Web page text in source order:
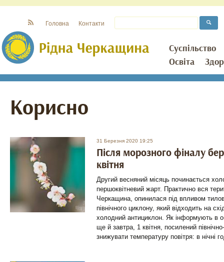
Суспільство
Освіта
Головна Контакти
Корисно
31 Березня 2020 19:25
Після морозного фіналу
квітня
Другий весняний місяць починається
першоквітневий жарт. Практично вся
Черкащина, опинилася під впливом
північного циклону, який відходить на
холодний антициклон. Як інформують в
ще й завтра, 1 квітня, посилений
знижувати температуру повітря: в нічні